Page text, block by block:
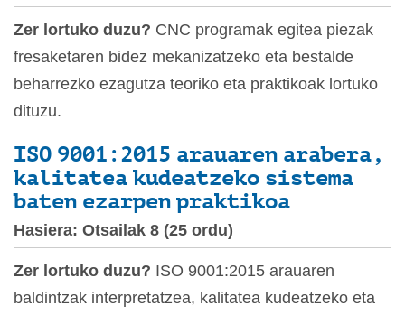
Zer lortuko duzu? CNC programak egitea piezak
fresaketaren bidez mekanizatzeko eta bestalde
beharrezko ezagutza teoriko eta praktikoak lortuko
dituzu.
ISO 9001:2015 arauaren arabera,
kalitatea kudeatzeko sistema
baten ezarpen praktikoa
Hasiera: Otsailak 8 (25 ordu)
Zer lortuko duzu? ISO 9001:2015 arauaren
baldintzak interpretatzea, kalitatea kudeatzeko eta